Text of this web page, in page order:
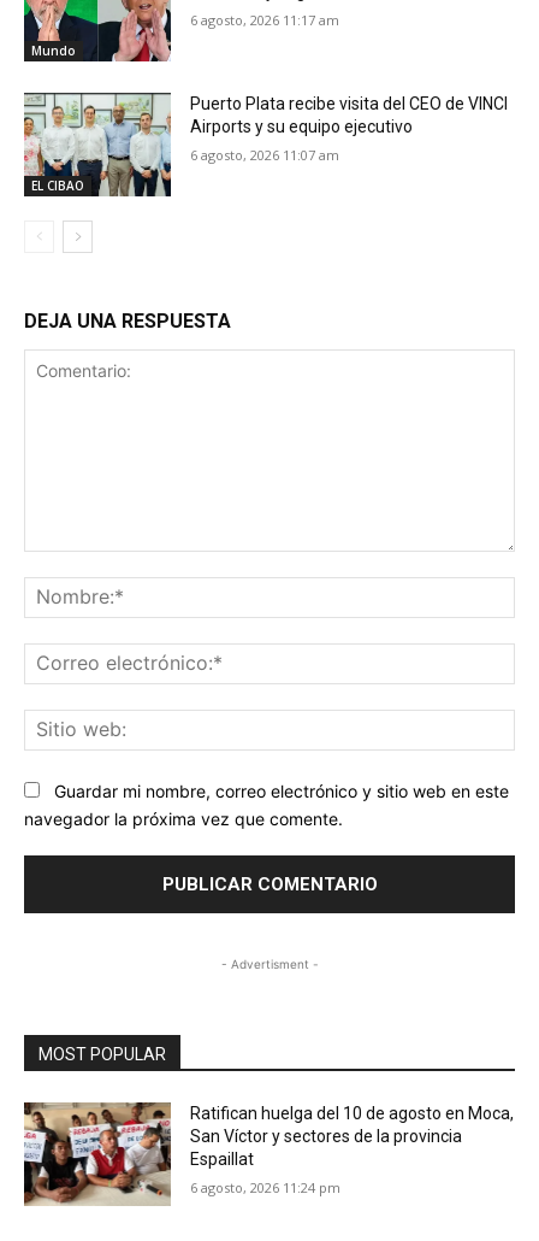
Mundo
6 agosto, 2026 11:17 am
EL CIBAO
Puerto Plata recibe visita del CEO de VINCI
Airports y su equipo ejecutivo
6 agosto, 2026 11:07 am
DEJA UNA RESPUESTA
Guardar mi nombre, correo electrónico y sitio web en este
navegador la próxima vez que comente.
- Advertisment -
MOST POPULAR
Ratifican huelga del 10 de agosto en Moca,
San Víctor y sectores de la provincia
Espaillat
6 agosto, 2026 11:24 pm